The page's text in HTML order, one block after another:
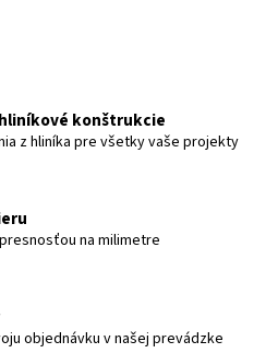
konštrukcie
z hliníka pre všetky vaše projekty
na milimetre
objednávku v našej prevádzke